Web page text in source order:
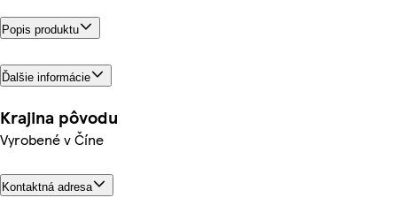
Popis produktu
Ďalšie informácie
Krajina pôvodu
Vyrobené v Číne
Kontaktná adresa